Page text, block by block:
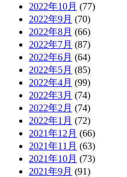
2022年10月 (77)
2022年9月 (70)
2022年8月 (66)
2022年7月 (87)
2022年6月 (64)
2022年5月 (85)
2022年4月 (99)
2022年3月 (74)
2022年2月 (74)
2022年1月 (72)
2021年12月 (66)
2021年11月 (63)
2021年10月 (73)
2021年9月 (91)